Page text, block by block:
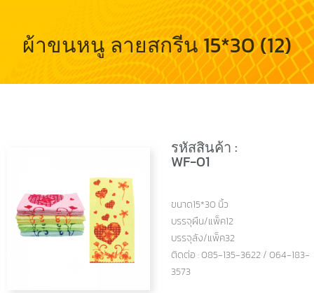
ผ้าขนหนู ลายสกรีน 15*30 (12)
รหัสสินค้า :
WF-01
ขนาด15*30 นิ้ว
บรรจุผืน/แพ็ค12
บรรจุลัง/แพ็ค32
ติดต่อ : 085-135-3622 / 064-183-
3573